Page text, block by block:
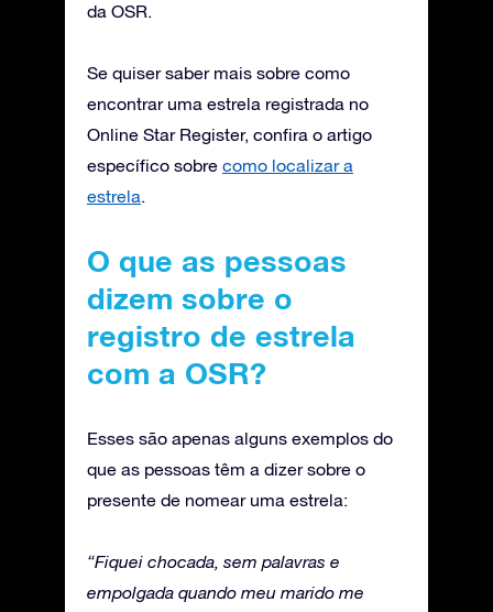
da OSR.
Se quiser saber mais sobre como
encontrar uma estrela registrada no
Online Star Register, confira o artigo
específico sobre como localizar a
estrela.
O que as pessoas
dizem sobre o
registro de estrela
com a OSR?
Esses são apenas alguns exemplos do
que as pessoas têm a dizer sobre o
presente de nomear uma estrela:
“Fiquei chocada, sem palavras e
empolgada quando meu marido me